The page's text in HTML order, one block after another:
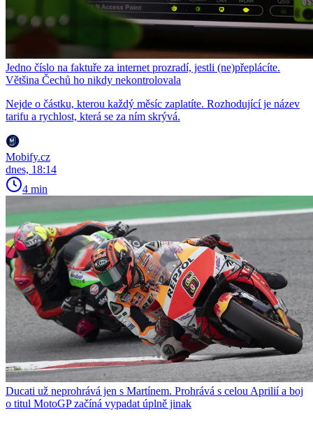
Jedno číslo na faktuře za internet prozradí, jestli (ne)přeplácíte.
Většina Čechů ho nikdy nekontrolovala
Nejde o částku, kterou každý měsíc zaplatíte. Rozhodující je název
tarifu a rychlost, která se za ním skrývá.
Mobify.cz
dnes, 18:14
4 min
Ducati už neprohrává jen s Martínem. Prohrává s celou Aprilií a boj
o titul MotoGP začíná vypadat úplně jinak